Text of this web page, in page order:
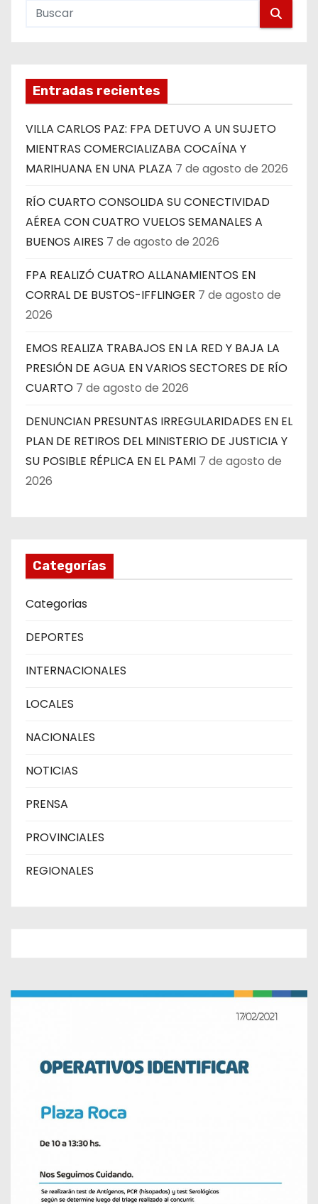
Entradas recientes
VILLA CARLOS PAZ: FPA DETUVO A UN SUJETO
MIENTRAS COMERCIALIZABA COCAÍNA Y
MARIHUANA EN UNA PLAZA 7 de agosto de 2026
RÍO CUARTO CONSOLIDA SU CONECTIVIDAD
AÉREA CON CUATRO VUELOS SEMANALES A
BUENOS AIRES 7 de agosto de 2026
FPA REALIZÓ CUATRO ALLANAMIENTOS EN
CORRAL DE BUSTOS-IFFLINGER 7 de agosto de
2026
EMOS REALIZA TRABAJOS EN LA RED Y BAJA LA
PRESIÓN DE AGUA EN VARIOS SECTORES DE RÍO
CUARTO 7 de agosto de 2026
DENUNCIAN PRESUNTAS IRREGULARIDADES EN EL
PLAN DE RETIROS DEL MINISTERIO DE JUSTICIA Y
SU POSIBLE RÉPLICA EN EL PAMI 7 de agosto de
2026
Categorías
Categorias
DEPORTES
INTERNACIONALES
LOCALES
NACIONALES
NOTICIAS
PRENSA
PROVINCIALES
REGIONALES